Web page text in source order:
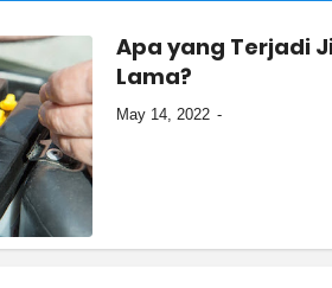
Apa yang Terjadi
Lama?
May 14, 2022